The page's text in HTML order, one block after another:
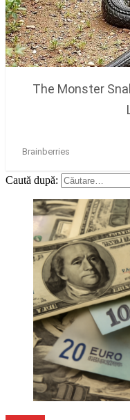
Caută după: